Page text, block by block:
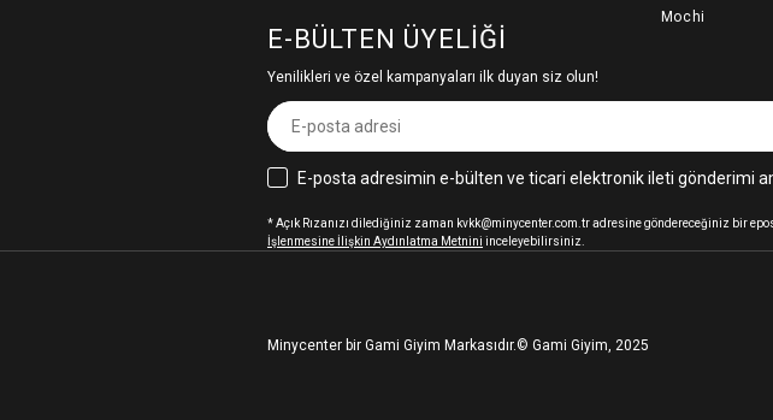
Mochi
E-BÜLTEN ÜYELIĞI
Yenilikleri ve özel kampanyaları ilk duyan siz olun!
E-posta adresimin e-bülten ve ticari elektronik ileti gönderimi
* Açık Rızanızı dilediğiniz zaman kvkk@minycenter.com.tr adresine göndereceğiniz bir
İşlenmesine İlişkin Aydınlatma Metnini inceleyebilirsiniz.
Minycenter bir Gami Giyim Markasıdır. © Gami Giyim, 2025